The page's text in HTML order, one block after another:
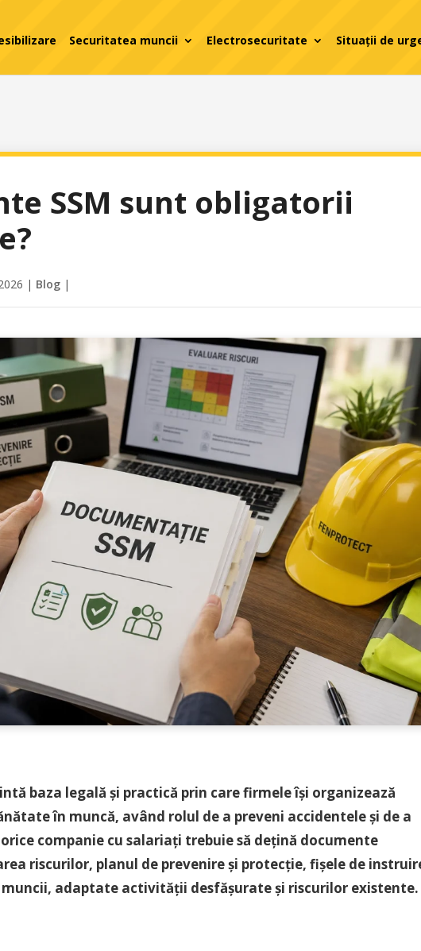
Securitatea muncii Electrosecuritate Situații de
SSM sunt obligatorii
| Blog |
baza legală și practică prin care firmele își organizează
în muncă, având rolul de a preveni accidentele și de a
companie cu salariați trebuie să dețină documente
riscurilor, planul de prevenire și protecție, fișele de
adaptate activității desfășurate și riscurilor existente.